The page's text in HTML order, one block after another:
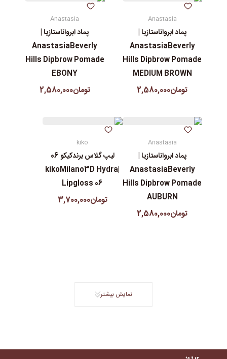
Anastasia
پماد ابرواناستازیا |
AnastasiaBeverly
Hills Dipbrow Pomade
MEDIUM BROWN
تومان2,580,000
Anastasia
پماد ابرواناستازیا |
AnastasiaBeverly
Hills Dipbrow Pomade
EBONY
تومان2,580,000
Anastasia
پماد ابرواناستازیا |
AnastasiaBeverly
Hills Dipbrow Pomade
AUBURN
تومان2,580,000
kiko
لیپ گلاس‌ برندکیکو 06
|kikoMilano3D Hydra
Lipgloss 06
تومان3,700,000
نمایش بیشتر